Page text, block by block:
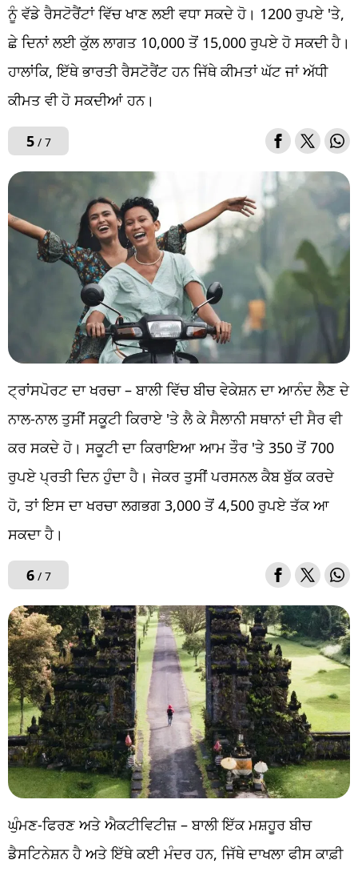
ਨੂੰ ਵੱਡੇ ਰੈਸਟੋਰੈਂਟਾਂ ਵਿੱਚ ਖਾਣ ਲਈ ਵਧਾ ਸਕਦੇ ਹੋ। 1200 ਰੁਪਏ 'ਤੇ,
ਛੇ ਦਿਨਾਂ ਲਈ ਕੁੱਲ ਲਾਗਤ 10,000 ਤੋਂ 15,000 ਰੁਪਏ ਹੋ ਸਕਦੀ ਹੈ।
ਹਾਲਾਂਕਿ, ਇੱਥੇ ਭਾਰਤੀ ਰੈਸਟੋਰੈਂਟ ਹਨ ਜਿੱਥੇ ਕੀਮਤਾਂ ਘੱਟ ਜਾਂ ਅੱਧੀ
ਕੀਮਤ ਵੀ ਹੋ ਸਕਦੀਆਂ ਹਨ।
5/ 7
ਟ੍ਰਾਂਸਪੋਰਟ ਦਾ ਖਰਚਾ – ਬਾਲੀ ਵਿੱਚ ਬੀਚ ਵੇਕੇਸ਼ਨ ਦਾ ਆਨੰਦ ਲੈਣ ਦੇ
ਨਾਲ-ਨਾਲ ਤੁਸੀਂ ਸਕੂਟੀ ਕਿਰਾਏ 'ਤੇ ਲੈ ਕੇ ਸੈਲਾਨੀ ਸਥਾਨਾਂ ਦੀ ਸੈਰ ਵੀ
ਕਰ ਸਕਦੇ ਹੋ। ਸਕੂਟੀ ਦਾ ਕਿਰਾਇਆ ਆਮ ਤੌਰ 'ਤੇ 350 ਤੋਂ 700
ਰੁਪਏ ਪ੍ਰਤੀ ਦਿਨ ਹੁੰਦਾ ਹੈ। ਜੇਕਰ ਤੁਸੀਂ ਪਰਸਨਲ ਕੈਬ ਬੁੱਕ ਕਰਦੇ
ਹੋ, ਤਾਂ ਇਸ ਦਾ ਖਰਚਾ ਲਗਭਗ 3,000 ਤੋਂ 4,500 ਰੁਪਏ ਤੱਕ ਆ
ਸਕਦਾ ਹੈ।
6/ 7
ਘੁੰਮਣ-ਫਿਰਣ ਅਤੇ ਐਕਟੀਵਿਟੀਜ਼ – ਬਾਲੀ ਇੱਕ ਮਸ਼ਹੂਰ ਬੀਚ
ਡੈਸਟਿਨੇਸ਼ਨ ਹੈ ਅਤੇ ਇੱਥੇ ਕਈ ਮੰਦਰ ਹਨ, ਜਿੱਥੇ ਦਾਖਲਾ ਫੀਸ ਕਾਫ਼ੀ